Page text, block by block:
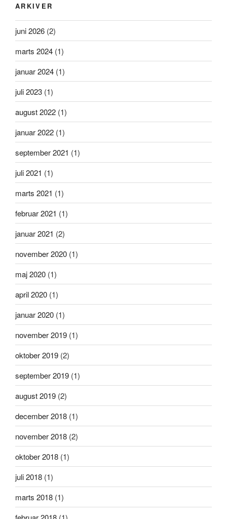
ARKIVER
juni 2026 (2)
marts 2024 (1)
januar 2024 (1)
juli 2023 (1)
august 2022 (1)
januar 2022 (1)
september 2021 (1)
juli 2021 (1)
marts 2021 (1)
februar 2021 (1)
januar 2021 (2)
november 2020 (1)
maj 2020 (1)
april 2020 (1)
januar 2020 (1)
november 2019 (1)
oktober 2019 (2)
september 2019 (1)
august 2019 (2)
december 2018 (1)
november 2018 (2)
oktober 2018 (1)
juli 2018 (1)
marts 2018 (1)